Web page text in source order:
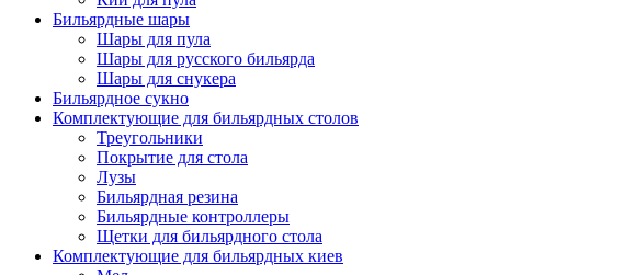
Бильярдные шары
Шары для пула
Шары для русского бильярда
Шары для снукера
Бильярдное сукно
Комплектующие для бильярдных столов
Треугольники
Покрытие для стола
Лузы
Бильярдная резина
Бильярдные контроллеры
Щетки для бильярдного стола
Комплектующие для бильярдных киев